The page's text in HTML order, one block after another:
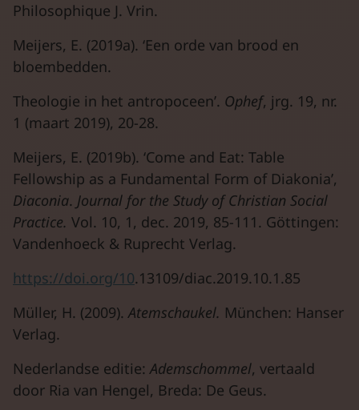
Philosophique J. Vrin.
Meijers, E. (2019a). ‘Een orde van brood en
bloembedden.
Theologie in het antropoceen’. Ophef, jrg. 19, nr.
1 (maart 2019), 20-28.
Meijers, E. (2019b). ‘Come and Eat: Table
Fellowship as a Fundamental Form of Diakonia’,
Diaconia. Journal for the Study of Christian Social
Practice. Vol. 10, 1, dec. 2019, 85-111. Göttingen:
Vandenhoeck & Ruprecht Verlag.
https://doi.org/10.13109/diac.2019.10.1.85
Müller, H. (2009).Atemschaukel. München: Hanser
Verlag.
Nederlandse editie:Ademschommel, vertaald
door Ria van Hengel, Breda: De Geus.